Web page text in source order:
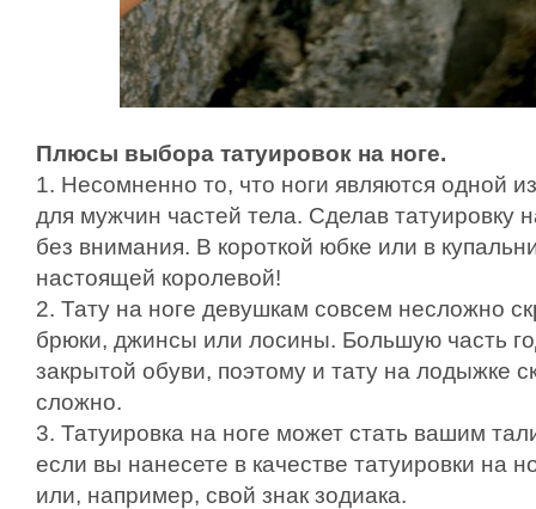
Плюсы выбора татуировок на ноге.
1. Несомненно то, что ноги являются одной
для мужчин частей тела. Сделав татуировку
без внимания. В короткой юбке или в
настоящей королевой!
2. Тату на ноге девушкам совсем несложно
брюки, джинсы или лосины. Большую часть
закрытой обуви, поэтому и тату на лодыжке
сложно.
3. Татуировка на ноге может стать вашим
если вы нанесете в качестве татуировки на
или, например, свой знак зодиака.